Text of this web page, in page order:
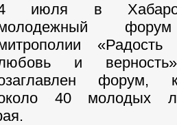
июля в
и
форум,
40 молодых